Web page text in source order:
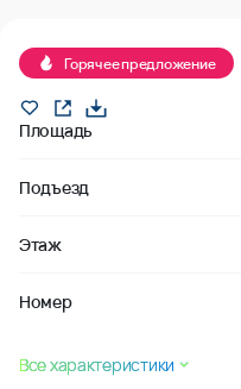
Горячее предложение
Площадь
Подъезд
Этаж
Номер
Все характеристики